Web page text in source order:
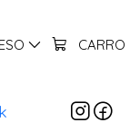
CARRO